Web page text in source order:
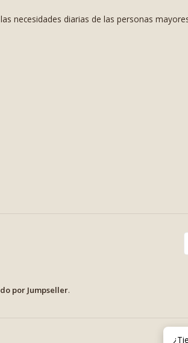
necesidades diarias de las personas
por Jumpseller.